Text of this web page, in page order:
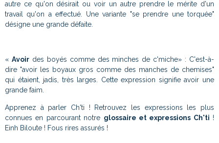
autre ce qu'on désirait ou voir un autre prendre le mérite d'un
travail qu'on a effectué. Une variante "se prendre une torquée"
désigne une grande défaite.
« Avoirdes boyés comme des minches de c'miche» : C'est-à-
dire "avoir les boyaux gros comme des manches de chemises"
qui étaient, jadis, très larges. Cette expression signifie avoir une
grande faim.
Apprenez à parler Ch'ti ! Retrouvez les expressions les plus
connues en parcourant notre glossaire et expressions Ch'ti !
Einh Biloute ! Fous rires assurés !